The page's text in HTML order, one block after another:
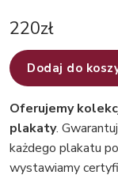
220zł
Dodaj do
Oferujemy
plakaty.
każdego plakatu
wystawiamy